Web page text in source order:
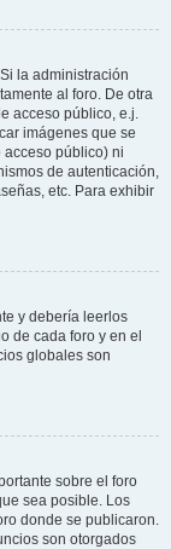
la administración
al foro. De otra
acceso público, e.j.
imágenes que se
público) ni
de autenticación,
etc. Para exhibir
y debería leerlos
de cada foro y en el
globales son
sobre el foro
sea posible. Los
donde se publicaron.
son otorgados